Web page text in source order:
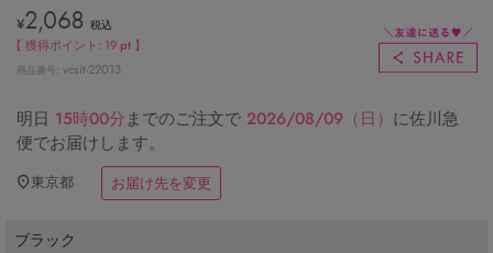
¥2,068 税込
【 獲得ポイント: 19 pt 】
商品番号 vcsit-22013
明日 15時00分までのご注文で 2026/08/09（日） に佐川急
便でお届けします。
東京都 お届け先を変更
ブラック